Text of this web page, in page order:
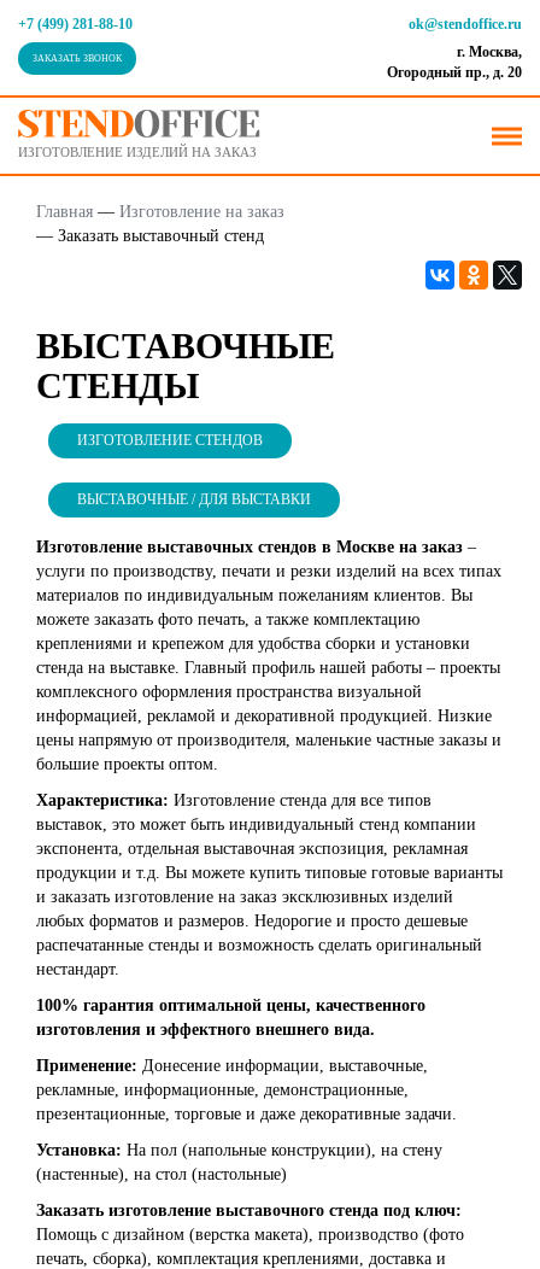
+7 (499) 281-88-10
ЗАКАЗАТЬ ЗВОНОК
ok@stendoffice.ru
г. Москва,
Огородный пр., д. 20
ИЗГОТОВЛЕНИЕ ИЗДЕЛИЙ НА ЗАКАЗ
Главная — Изготовление на заказ
— Заказать выставочный стенд
ВЫСТАВОЧНЫЕ
СТЕНДЫ
ИЗГОТОВЛЕНИЕ СТЕНДОВ
ВЫСТАВОЧНЫЕ / ДЛЯ ВЫСТАВКИ
Изготовление выставочных стендов в Москве на заказ –
услуги по производству, печати и резки изделий на всех типах
материалов по индивидуальным пожеланиям клиентов. Вы
можете заказать фото печать, а также комплектацию
креплениями и крепежом для удобства сборки и установки
стенда на выставке. Главный профиль нашей работы – проекты
комплексного оформления пространства визуальной
информацией, рекламой и декоративной продукцией. Низкие
цены напрямую от производителя, маленькие частные заказы и
большие проекты оптом.
Характеристика: Изготовление стенда для все типов
выставок, это может быть индивидуальный стенд компании
экспонента, отдельная выставочная экспозиция, рекламная
продукции и т.д. Вы можете купить типовые готовые варианты
и заказать изготовление на заказ эксклюзивных изделий
любых форматов и размеров. Недорогие и просто дешевые
распечатанные стенды и возможность сделать оригинальный
нестандарт.
100% гарантия оптимальной цены, качественного
изготовления и эффектного внешнего вида.
Применение: Донесение информации, выставочные,
рекламные, информационные, демонстрационные,
презентационные, торговые и даже декоративные задачи.
Установка: На пол (напольные конструкции), на стену
(настенные), на стол (настольные)
Заказать изготовление выставочного стенда под ключ:
Помощь с дизайном (верстка макета), производство (фото
печать, сборка), комплектация креплениями, доставка и